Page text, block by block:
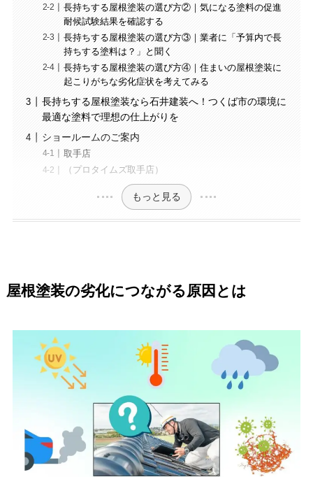
長持ちする屋根塗装の選び方②｜気になる塗料の促進
耐候試験結果を確認する
長持ちする屋根塗装の選び方③｜業者に「予算内で長
持ちする塗料は？」と聞く
長持ちする屋根塗装の選び方④｜住まいの屋根塗装に
起こりがちな劣化症状を考えてみる
長持ちする屋根塗装なら石井建装へ！つくば市の環境に
最適な塗料で理想の仕上がりを
ショールームのご案内
取手店
（プロタイムズ取手店）
もっと見る
屋根塗装の劣化につながる原因とは